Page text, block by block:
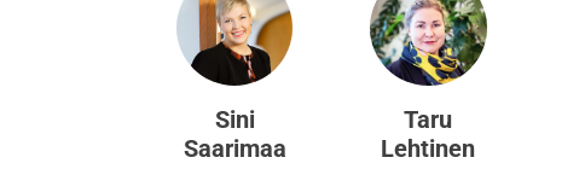
Sini
Saarimaa
Taru
Lehtinen